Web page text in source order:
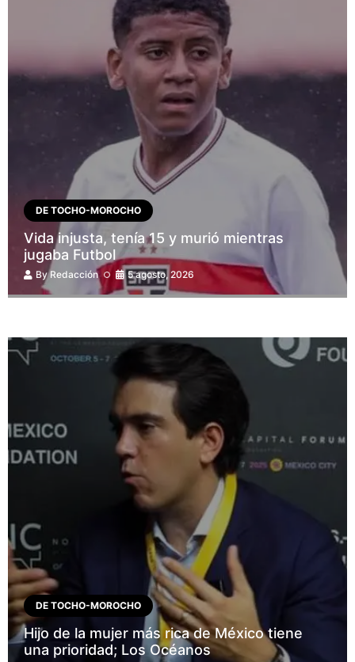
DE TOCHO-MOROCHO
Vida injusta, tenía 15 y murió mientras
jugaba Futbol
ByRedacción 5 agosto, 2026
DE TOCHO-MOROCHO
Hijo de la mujer más rica de México tiene
una prioridad; Los Océanos